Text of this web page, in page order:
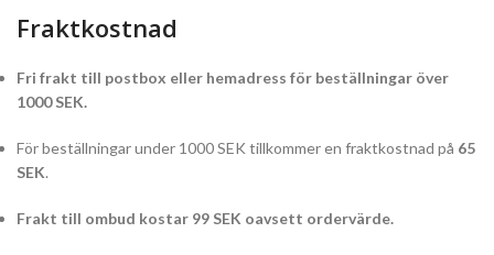
Fraktkostnad
Fri frakt till postbox eller hemadress för beställningar över
1000 SEK.
För beställningar under 1000 SEK tillkommer en fraktkostnad på 65
SEK.
Frakt till ombud kostar 99 SEK oavsett ordervärde.